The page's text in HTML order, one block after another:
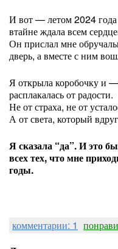
И вот — летом 2024
втайне ждала всем
Он прислал мне
дверь, а вместе с ним
Я открыла коробочку и
расплакалась от радости.
Не от страха, не от
А от света, который
Я сказала “да”. И это
всех тех, что мне
годы.
комментарии: 1